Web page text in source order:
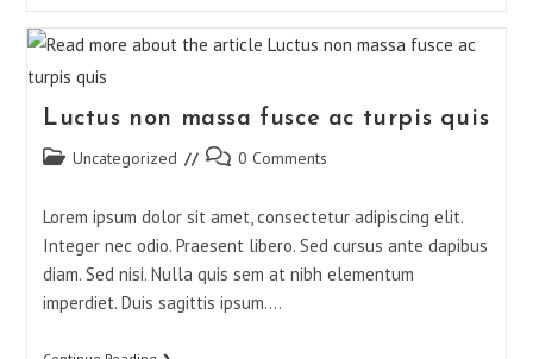
Luctus non massa fusce ac turpis quis
Uncategorized 0 Comments
Lorem ipsum dolor sit amet, consectetur adipiscing elit.
Integer nec odio. Praesent libero. Sed cursus ante dapibus
diam. Sed nisi. Nulla quis sem at nibh elementum
imperdiet. Duis sagittis ipsum.…